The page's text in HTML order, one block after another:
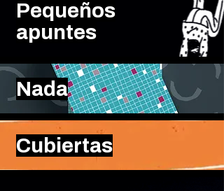
Pequeños
apuntes
Nada
Cubiertas